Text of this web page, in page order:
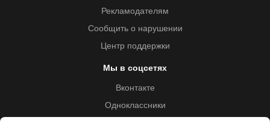
Рекламодателям
Сообщить о нарушении
Центр поддержки
Мы в соцсетях
Вконтакте
Одноклассники